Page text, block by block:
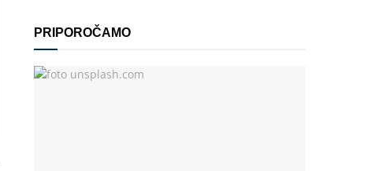
PRIPOROČAMO